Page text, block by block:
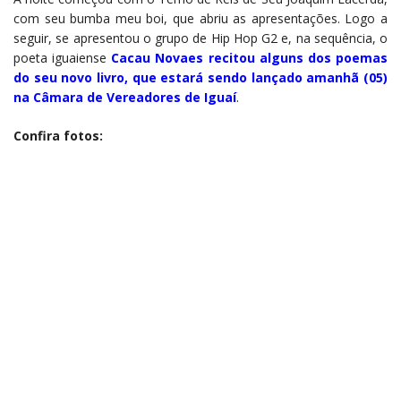
com seu bumba meu boi, que abriu as apresentações. Logo a
seguir, se apresentou o grupo de Hip Hop G2 e, na sequência, o
poeta iguaiense Cacau Novaes recitou alguns dos poemas
do seu novo livro, que estará sendo lançado amanhã (05)
na Câmara de Vereadores de Iguaí.
Confira fotos: